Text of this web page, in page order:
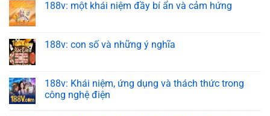
188v: một khái niệm đầy bí ẩn và cảm hứng
188v: con số và những ý nghĩa
188v: Khái niệm, ứng dụng và thách thức trong
công nghệ điện